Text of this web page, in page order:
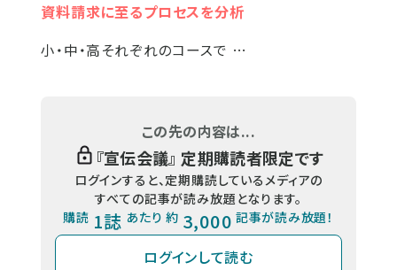
資料請求に至るプロセスを分析
小・中・高それぞれのコースで …
この先の内容は...
『宣伝会議』 定期購読者限定です
ログインすると、定期購読しているメディアの
すべての記事が読み放題となります。
購読 1誌 あたり 約 3,000 記事が読み放題！
ログインして読む